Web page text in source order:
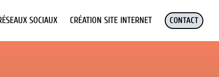
SOCIAUX CRÉATION SITE INTERNET CONTACT